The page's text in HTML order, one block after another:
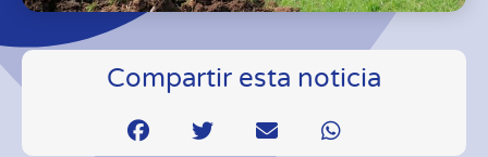
Compartir esta noticia